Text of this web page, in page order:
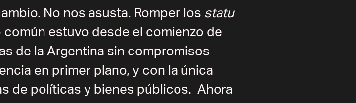
No nos asusta. Romper los statu
estuvo desde el comienzo de
de la Argentina sin compromisos
en primer plano, y con la única
de políticas y bienes públicos. Ahora